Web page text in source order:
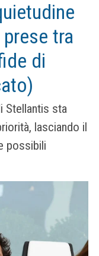
tra
di
Stellantis sta
lasciando il
possibili